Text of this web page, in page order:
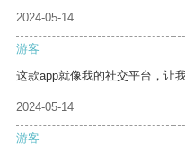
2024-05-14
游客
这款app就像我的社交平台，让
2024-05-14
游客